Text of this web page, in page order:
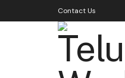
Contact Us